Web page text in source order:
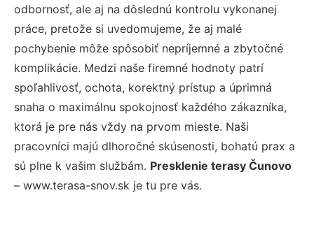
odbornosť, ale aj na dôslednú kontrolu vykonanej
práce, pretože si uvedomujeme, že aj malé
pochybenie môže spôsobiť nepríjemné a zbytočné
komplikácie. Medzi naše firemné hodnoty patrí
spoľahlivosť, ochota, korektný prístup a úprimná
snaha o maximálnu spokojnosť každého zákazníka,
ktorá je pre nás vždy na prvom mieste. Naši
pracovníci majú dlhoročné skúsenosti, bohatú prax a
sú plne k vašim službám. Presklenie terasy Čunovo
– www.terasa-snov.sk je tu pre vás.